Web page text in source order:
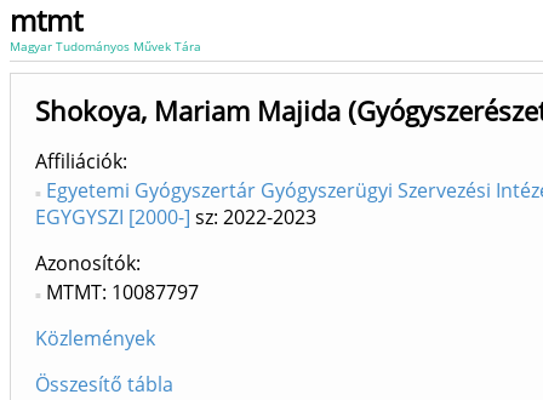
mtmt
Magyar Tudományos Művek Tára
Shokoya, Mariam Majida
Affiliációk
Egyetemi Gyógyszertár Gyógyszerügyi Szervezési
EGYGYSZI [2000-] sz: 2022-2023
Azonosítók
MTMT: 10087797
Közlemények
Összesítő tábla